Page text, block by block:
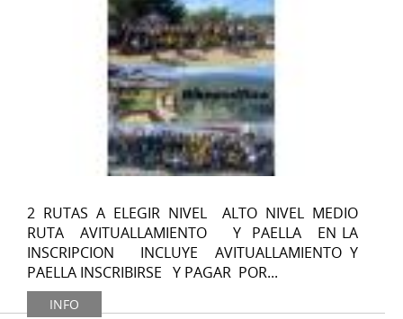
2 RUTAS A ELEGIR NIVEL ALTO NIVEL MEDIO
RUTA AVITUALLAMIENTO Y PAELLA EN LA
INSCRIPCION INCLUYE AVITUALLAMIENTO Y
PAELLA INSCRIBIRSE Y PAGAR POR...
INFO